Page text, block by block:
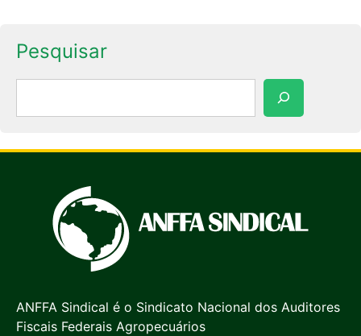
Pesquisar
ANFFA Sindical é o Sindicato Nacional dos Auditores
Fiscais Federais Agropecuários